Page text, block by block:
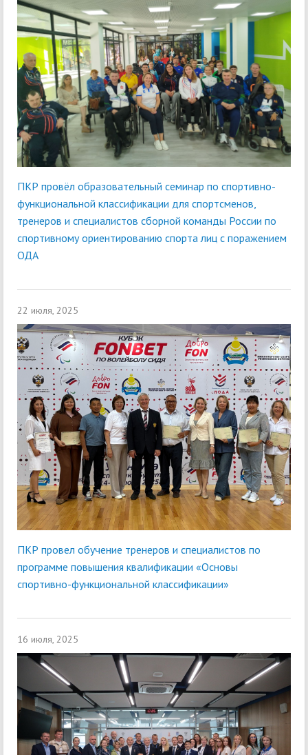
ПКР провёл образовательный семинар по спортивно-
функциональной классификации для спортсменов,
тренеров и специалистов сборной команды России по
спортивному ориентированию спорта лиц с поражением
ОДА
22 июля, 2025
ПКР провел обучение тренеров и специалистов по
программе повышения квалификации «Основы
спортивно-функциональной классификации»
16 июля, 2025